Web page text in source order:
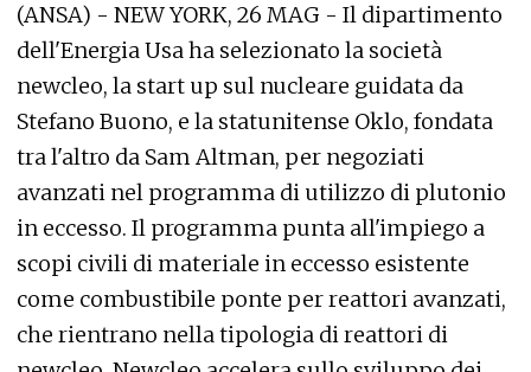
(ANSA) - NEW YORK, 26 MAG - Il dipartimento
dell'Energia Usa ha selezionato la società
newcleo, la start up sul nucleare guidata da
Stefano Buono, e la statunitense Oklo, fondata
tra l'altro da Sam Altman, per negoziati
avanzati nel programma di utilizzo di plutonio
in eccesso. Il programma punta all'impiego a
scopi civili di materiale in eccesso esistente
come combustibile ponte per reattori avanzati,
che rientrano nella tipologia di reattori di